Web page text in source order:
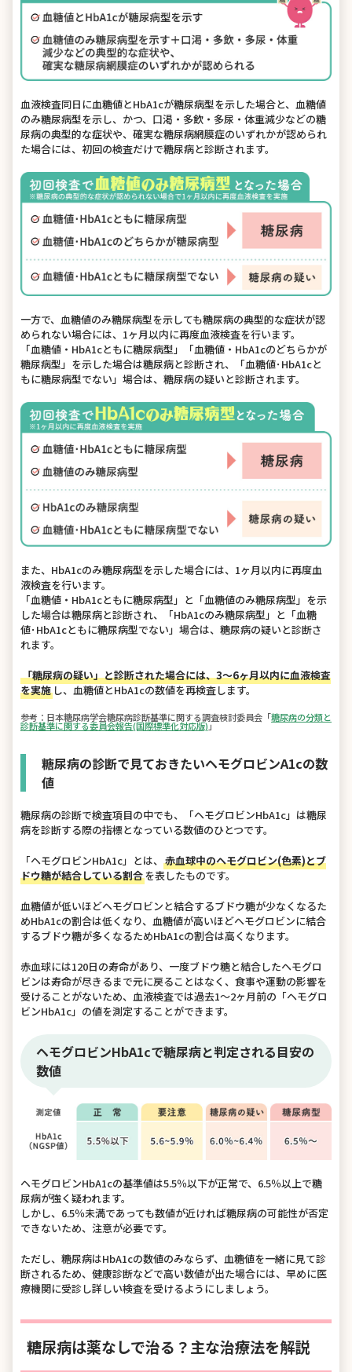
血液検査同日に血糖値とHbA1cが糖尿病型を示した場合と、血糖値
のみ糖尿病型を示し、かつ、口渇・多飲・多尿・体重減少などの糖
尿病の典型的な症状や、確実な糖尿病網膜症のいずれかが認められ
た場合には、初回の検査だけで糖尿病と診断されます。
一方で、血糖値のみ糖尿病型を示しても糖尿病の典型的な症状が認
められない場合には、1ヶ月以内に再度血液検査を行います。
「血糖値・HbA1cともに糖尿病型」「血糖値・HbA1cのどちらかが
糖尿病型」を示した場合は糖尿病と診断され、「血糖値･HbA1cと
もに糖尿病型でない」場合は、糖尿病の疑いと診断されます。
また、HbA1cのみ糖尿病型を示した場合には、1ヶ月以内に再度血
液検査を行います。
「血糖値・HbA1cともに糖尿病型」と「血糖値のみ糖尿病型」を示
した場合は糖尿病と診断され、「HbA1cのみ糖尿病型」と「血糖
値･HbA1cともに糖尿病型でない」場合は、糖尿病の疑いと診断さ
れます。
「糖尿病の疑い」と診断された場合には、3～6ヶ月以内に血液検査
を実施 し、血糖値とHbA1cの数値を再検査します。
参考：日本糖尿病学会糖尿病診断基準に関する調査検討委員会「糖尿病の分類と
診断基準に関する委員会報告(国際標準化対応版)」
糖尿病の診断で見ておきたいヘモグロビンA1cの数
値
糖尿病の診断で検査項目の中でも、「ヘモグロビンHbA1c」は糖尿
病を診断する際の指標となっている数値のひとつです。
「ヘモグロビンHbA1c」とは、 赤血球中のヘモグロビン(色素)とブ
ドウ糖が結合している割合を表したものです。
血糖値が低いほどヘモグロビンと結合するブドウ糖が少なくなるた
めHbA1cの割合は低くなり、血糖値が高いほどヘモグロビンに結合
するブドウ糖が多くなるためHbA1cの割合は高くなります。
赤血球には120日の寿命があり、一度ブドウ糖と結合したヘモグロ
ビンは寿命が尽きるまで元に戻ることはなく、食事や運動の影響を
受けることがないため、血液検査では過去1～2ヶ月前の「ヘモグロ
ビンHbA1c」の値を測定することができます。
ヘモグロビンHbA1cで糖尿病と判定される目安の
数値
ヘモグロビンHbA1cの基準値は5.5％以下が正常で、6.5％以上で糖
尿病が強く疑われます。
しかし、6.5％未満であっても数値が近ければ糖尿病の可能性が否定
できないため、注意が必要です。
ただし、糖尿病はHbA1cの数値のみならず、血糖値を一緒に見て診
断されるため、健康診断などで高い数値が出た場合には、早めに医
療機関に受診し詳しい検査を受けるようにしましょう。
糖尿病は薬なしで治る？主な治療法を解説